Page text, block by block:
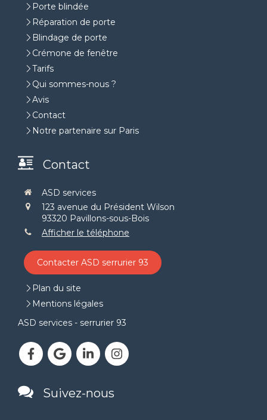
Porte blindée
Réparation de porte
Blindage de porte
Crémone de fenêtre
Tarifs
Qui sommes-nous ?
Avis
Contact
Notre partenaire sur Paris
Contact
ASD services
123 avenue du Président Wilson
93320 Pavillons-sous-Bois
Afficher le téléphone
Contacter ASD serrurier 93
Plan du site
Mentions légales
ASD services - serrurier 93
Suivez-nous